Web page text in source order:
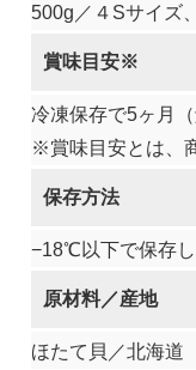
500g／４Sサイズ
賞味目安※
冷凍保存で5ヶ月
※賞味目安とは、
保存方法
−18℃以下で保存
原材料／産地
ほたて貝／北海道